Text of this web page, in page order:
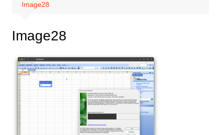
Image28
Image28